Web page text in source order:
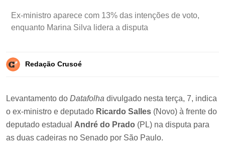
Ex-ministro aparece com 13% das intenções de voto,
enquanto Marina Silva lidera a disputa
Redação Crusoé
Levantamento do Datafolha divulgado nesta terça, 7, indica
o ex-ministro e deputado Ricardo Salles (Novo) à frente do
deputado estadual André do Prado (PL) na disputa para
as duas cadeiras no Senado por São Paulo.